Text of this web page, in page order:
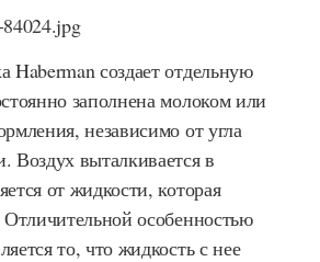
Haberman создает отдельную
заполнена молоком или
независимо от угла
Воздух выталкивается в
от жидкости, которая
Отличительной особенностью
то, что жидкость с нее